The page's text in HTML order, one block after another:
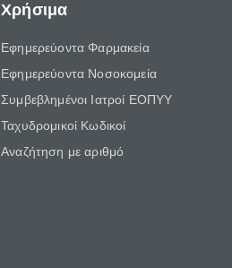
Χρήσιμα
Εφημερεύοντα Φαρμακεία
Εφημερεύοντα Νοσοκομεία
Συμβεβλημένοι Ιατροί ΕΟΠΥΥ
Ταχυδρομικοί Κωδικοί
Αναζήτηση με αριθμό